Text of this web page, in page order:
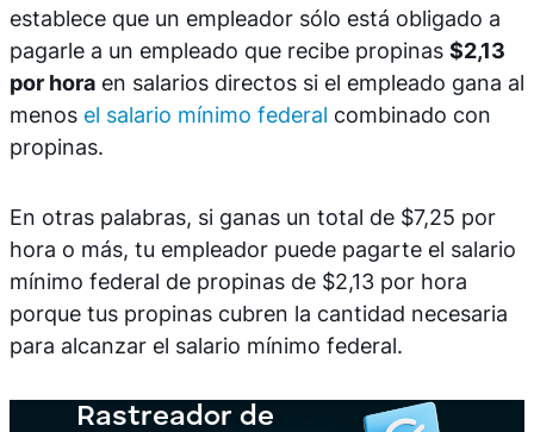
establece que un empleador sólo está obligado a
pagarle a un empleado que recibe propinas $2,13
por hora en salarios directos si el empleado gana al
menos el salario mínimo federal combinado con
propinas.
En otras palabras, si ganas un total de $7,25 por
hora o más, tu empleador puede pagarte el salario
mínimo federal de propinas de $2,13 por hora
porque tus propinas cubren la cantidad necesaria
para alcanzar el salario mínimo federal.
Rastreador de